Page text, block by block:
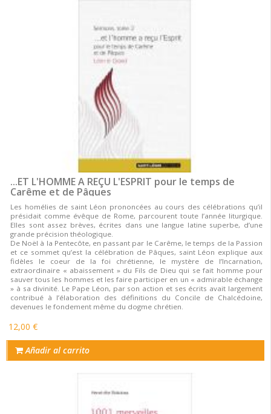
...ET L'HOMME A REÇU L'ESPRIT pour le temps de
Carême et de Pâques
Les homélies de saint Léon prononcées au cours des célébrations qu’il
présidait comme évêque de Rome, parcourent toute l’année liturgique.
Elles sont assez brèves, écrites dans une langue latine superbe, d’une
grande précision théologique.
De Noël à la Pentecôte, en passant par le Carême, le temps de la Passion
et ce sommet qu’est la célébration de Pâques, saint Léon explique aux
fidèles le coeur de la foi chrétienne, le mystère de l’Incarnation,
extraordinaire « abaissement » du Fils de Dieu qui se fait homme pour
sauver tous les hommes et les faire participer en un « admirable échange
» à sa divinité. Le Pape Léon, par son action et ses écrits avait largement
contribué à l’élaboration des définitions du Concile de Chalcédoine,
devenues le fondement même du dogme chrétien.
12,00 €
Añadir al carrito